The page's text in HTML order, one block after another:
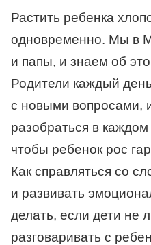
Растить ребенка
одновременно. Мы в
и папы, и знаем об
Родители каждый
с новыми вопросами,
разобраться в
чтобы ребенок рос
Как справляться со
и развивать
делать, если дети не
разговаривать с